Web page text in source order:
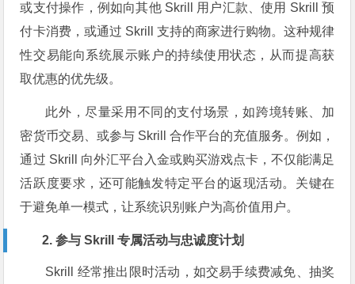
或支付操作，例如向其他 Skrill 用户汇款、使用 Skrill 预
付卡消费，或通过 Skrill 支持的商家进行购物。这种规律
性交易能向系统展示账户的持续使用状态，从而提高获
取优惠的优先级。
此外，尽量采用不同的支付场景，如跨境转账、加
密货币交易、或参与 Skrill 合作平台的充值服务。例如，
通过 Skrill 向外汇平台入金或购买游戏点卡，不仅能满足
活跃度要求，还可能触发特定平台的返现活动。关键在
于避免单一模式，让系统识别账户为高价值用户。
2. 参与 Skrill 专属活动与忠诚度计划
Skrill 经常推出限时活动，如交易手续费减免、抽奖